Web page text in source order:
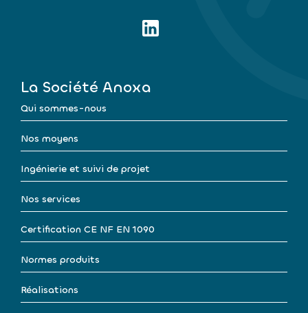
La Société Anoxa
Qui sommes-nous
Nos moyens
Ingénierie et suivi de projet
Nos services
Certification CE NF EN 1090
Normes produits
Réalisations